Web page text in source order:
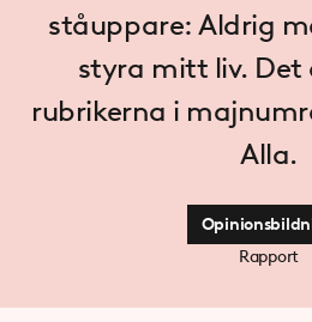
ståuppare: Aldrig
styra mitt liv. Det
rubrikerna i
Alla.
Rapport